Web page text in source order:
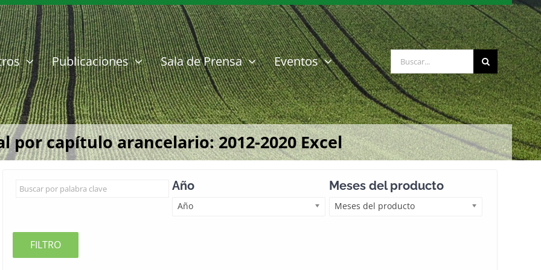
Publicaciones Sala de Prensa Eventos Buscar:
por capítulo arancelario: 2012-2020 Excel
Año
Año
Meses del producto
Meses del producto
FILTRO